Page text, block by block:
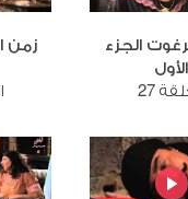
الجزء
الأول
27
زمن